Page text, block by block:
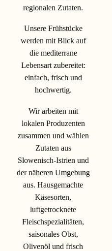
regionalen Zutaten.
Unsere Frühstücke
werden mit Blick auf
die mediterrane
Lebensart zubereitet:
einfach, frisch und
hochwertig.
Wir arbeiten mit
lokalen Produzenten
zusammen und wählen
Zutaten aus
Slowenisch-Istrien und
der näheren Umgebung
aus. Hausgemachte
Käsesorten,
luftgetrocknete
Fleischspezialitäten,
saisonales Obst,
Olivenöl und frisch